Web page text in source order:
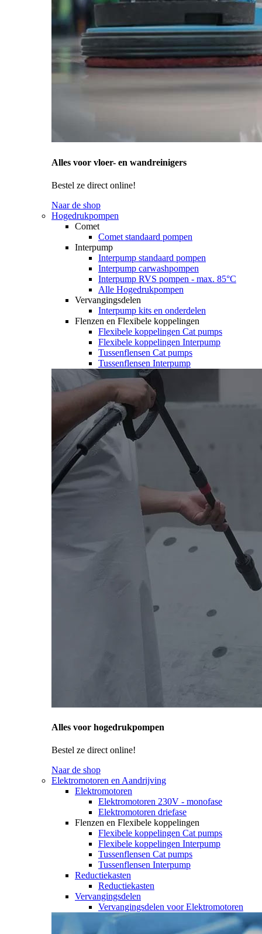
Alles voor vloer- en wandreinigers
Bestel ze direct online!
Naar de shop
Hogedrukpompen
Comet
Comet standaard pompen
Interpump
Interpump standaard pompen
Interpump carwashpompen
Interpump RVS pompen - max. 85°C
Alle Hogedrukpompen
Vervangingsdelen
Interpump kits en onderdelen
Flenzen en Flexibele koppelingen
Flexibele koppelingen Cat pumps
Flexibele koppelingen Interpump
Tussenflensen Cat pumps
Tussenflensen Interpump
Alles voor hogedrukpompen
Bestel ze direct online!
Naar de shop
Elektromotoren en Aandrijving
Elektromotoren
Elektromotoren 230V - monofase
Elektromotoren driefase
Flenzen en Flexibele koppelingen
Flexibele koppelingen Cat pumps
Flexibele koppelingen Interpump
Tussenflensen Cat pumps
Tussenflensen Interpump
Reductiekasten
Reductiekasten
Vervangingsdelen
Vervangingsdelen voor Elektromotoren